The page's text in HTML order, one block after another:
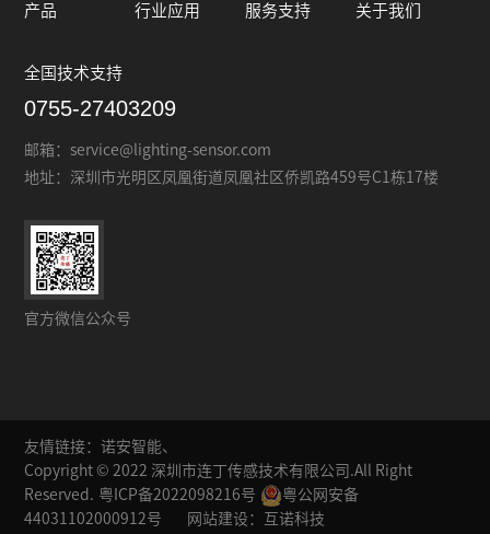
产品 行业应用 服务支持 关于我们
全国技术支持
0755-27403209
邮箱： service@lighting-sensor.com
地址： 深圳市光明区凤凰街道凤凰社区侨凯路459号C1栋17楼
官方微信公众号
友情链接：诺安智能、
Copyright © 2022 深圳市连丁传感技术有限公司.All Right
Reserved. 粤ICP备2022098216号
粤公网安备
44031102000912号
网站建设：互诺科技